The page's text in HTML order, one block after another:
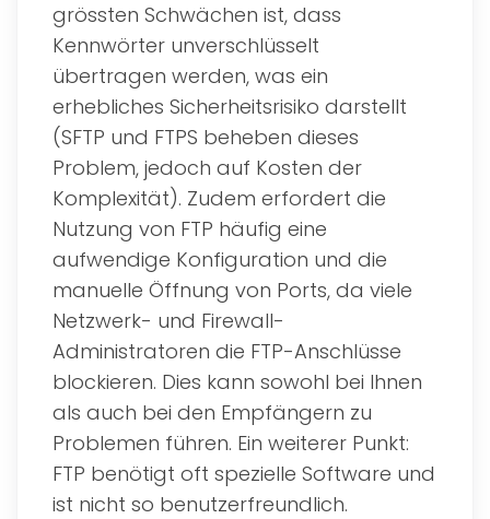
grössten Schwächen ist, dass
Kennwörter unverschlüsselt
übertragen werden, was ein
erhebliches Sicherheitsrisiko darstellt
(SFTP und FTPS beheben dieses
Problem, jedoch auf Kosten der
Komplexität). Zudem erfordert die
Nutzung von FTP häufig eine
aufwendige Konfiguration und die
manuelle Öffnung von Ports, da viele
Netzwerk- und Firewall-
Administratoren die FTP-Anschlüsse
blockieren. Dies kann sowohl bei Ihnen
als auch bei den Empfängern zu
Problemen führen. Ein weiterer Punkt:
FTP benötigt oft spezielle Software und
ist nicht so benutzerfreundlich.